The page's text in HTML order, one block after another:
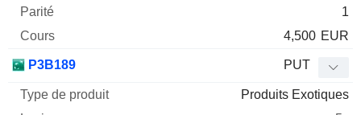
1
4,500 EUR
P3B189 PUT
Produits Exotiques